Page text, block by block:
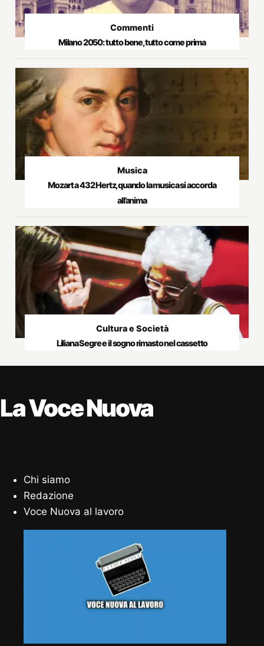
Commenti
Milano 2050: tutto bene, tutto come prima
Musica
Mozart a 432 Hertz, quando la musica si accorda
all’anima
Cultura e Società
Liliana Segre e il sogno rimasto nel cassetto
La Voce Nuova
Chi siamo
Redazione
Voce Nuova al lavoro